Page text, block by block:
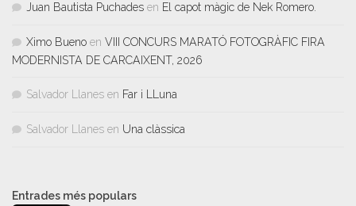
Juan Bautista Puchades en El capot màgic de Nek Romero.
Ximo Bueno en VIII CONCURS MARATÓ FOTOGRÀFIC FIRA
MODERNISTA DE CARCAIXENT, 2026
Salvador Llanes en Far i LLuna
Salvador Llanes en Una clàssica
Entrades més populars